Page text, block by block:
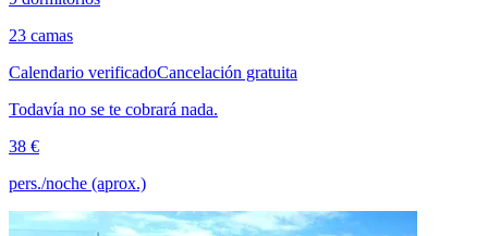
23 camas
Calendario verificadoCancelación gratuita
Todavía no se te cobrará nada.
38 €
pers./noche (aprox.)